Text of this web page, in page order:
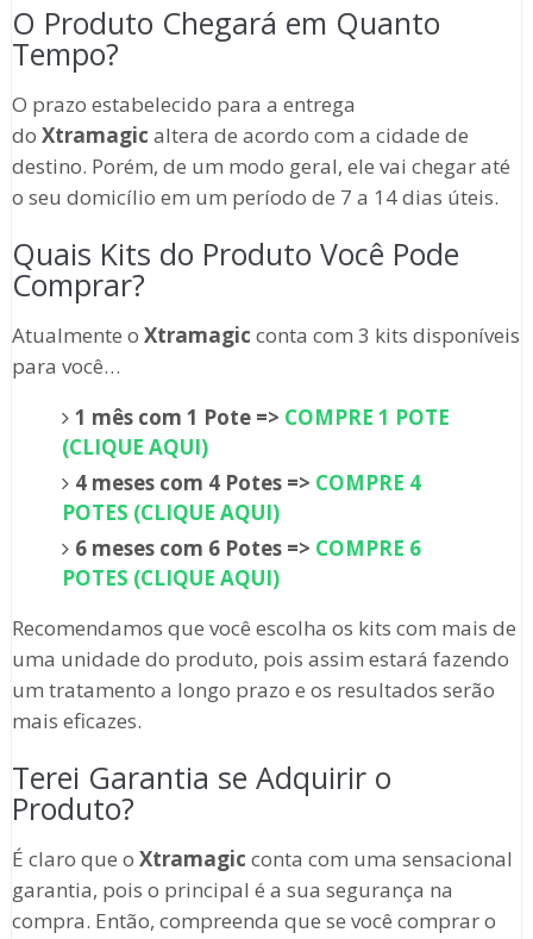
O Produto Chegará em Quanto
Tempo?
O prazo estabelecido para a entrega
do Xtramagic altera de acordo com a cidade de
destino. Porém, de um modo geral, ele vai chegar até
o seu domicílio em um período de 7 a 14 dias úteis.
Quais Kits do Produto Você Pode
Comprar?
Atualmente o Xtramagic conta com 3 kits disponíveis
para você…
1 mês com 1 Pote => COMPRE 1 POTE
(CLIQUE AQUI)
4 meses com 4 Potes => COMPRE 4
POTES (CLIQUE AQUI)
6 meses com 6 Potes => COMPRE 6
POTES (CLIQUE AQUI)
Recomendamos que você escolha os kits com mais de
uma unidade do produto, pois assim estará fazendo
um tratamento a longo prazo e os resultados serão
mais eficazes.
Terei Garantia se Adquirir o
Produto?
É claro que o Xtramagic conta com uma sensacional
garantia, pois o principal é a sua segurança na
compra. Então, compreenda que se você comprar o